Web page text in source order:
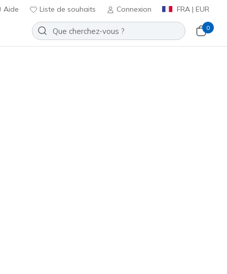
Aide Liste de souhaits Connexion FRA | EUR
0